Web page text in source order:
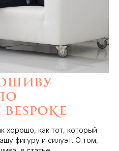
хорошо, как тот, который
фигуру и силуэт. О том,